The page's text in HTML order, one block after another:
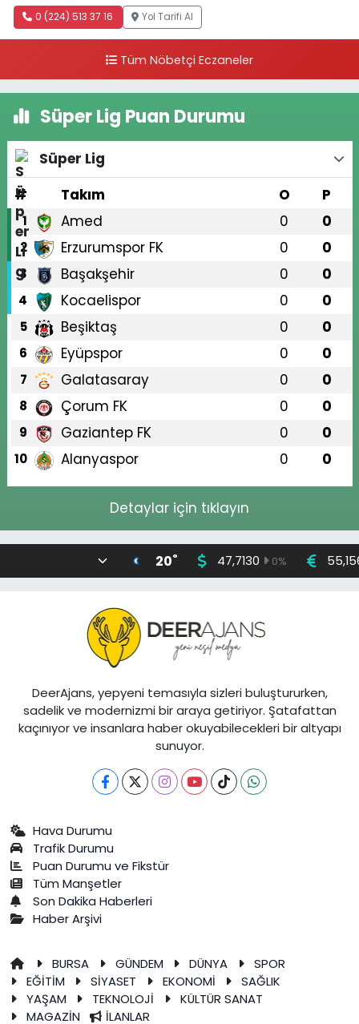
0 (224) 513 37 16 Yol Tarifi Al
Tüm Nöbetçi Eczaneler
Süper Lig Puan Durumu
Süper Lig
#
Takım O P
1 Amed 0 0
2 Erzurumspor FK 0 0
3 Başakşehir 0 0
4 Kocaelispor 0 0
5 Beşiktaş 0 0
6 Eyüpspor 0 0
7 Galatasaray 0 0
8 Çorum FK 0 0
9 Gaziantep FK 0 0
10 Alanyaspor 0 0
Detaylar için tıklayın
20° 47,7130 0%
DeerAjans, yepyeni temasıyla sizleri buluştururken,
sadelik ve modernizmi bir araya getiriyor. Şatafattan
kaçınıyor ve insanlara haber okuyabilecekleri bir altyapı
sunuyor.
Hava Durumu
Trafik Durumu
Puan Durumu ve Fikstür
Tüm Manşetler
Son Dakika Haberleri
Haber Arşivi
BURSA GÜNDEM DÜNYA
SPOR
EĞİTİM
SİYASET EKONOMİ
SAĞLIK
YAŞAM
TEKNOLOJİ
KÜLTÜR SANAT
MAGAZİN
İLANLAR